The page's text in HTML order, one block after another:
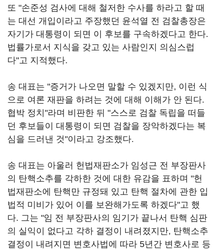
또 "손준성 검사에 대해 철저한 수사를 하라고 할 때
는 대선 개입이라고 주장했던 윤석열 전 검찰총장은
자기가 대통령이 되면 이 후보를 구속하겠다고 한다.
법률가로서 지식을 갖고 있는 사람인지 의심스럽
다"고 지적했다.
송 대표는 "증거가 나오면 말할 수 있겠지만, 이런 식
으로 여론 재판을 하려는 것에 대해 이해가 안 된다.
협박 정치"라며 비판한 뒤 "스스로 검찰 독립을 떠들
던 후보들이 대통령이 되면 검찰을 장악하겠다는 복
심을 드러낸 것"이라고 강조했다.
송 대표는 아울러 헌법재판소가 임성근 전 부장판사
의 탄핵소추를 각하한 것에 대한 유감을 표하며 "헌
법재판소에 탄핵만 규정돼 있고 탄핵 절차에 관한 입
법적 미비가 있어 이를 보완해가도록 하겠다"고 했
다. 그는 "임 전 부장판사의 임기가 끝나서 탄핵 심판
의 실익이 없다고 각하 결정이 내려졌지만, 탄핵소추
결정이 내려지면 변호사법에 따라 5년간 변호사로 등